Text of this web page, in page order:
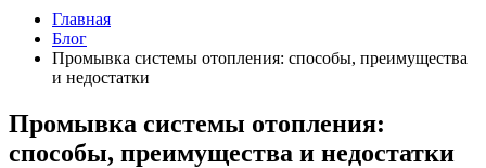
Главная
Блог
Промывка системы отопления: способы, преимущества
и недостатки
Промывка системы отопления:
способы, преимущества и недостатки